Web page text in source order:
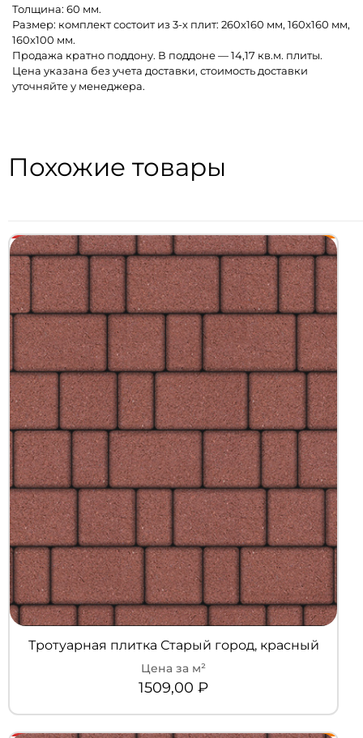
Толщина: 60 мм.
Размер: комплект состоит из 3-х плит: 260х160 мм, 160х160 мм,
160х100 мм.
Продажа кратно поддону. В поддоне — 14,17 кв.м. плиты.
Цена указана без учета доставки, стоимость доставки
уточняйте у менеджера.
Похожие товары
Тротуарная плитка Старый город, красный
1509,00 ₽